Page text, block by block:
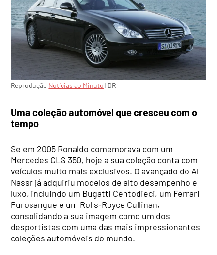
Reprodução Notícias ao Minuto | DR
Uma coleção automóvel que cresceu com o
tempo
Se em 2005 Ronaldo comemorava com um
Mercedes CLS 350, hoje a sua coleção conta com
veículos muito mais exclusivos. O avançado do Al
Nassr já adquiriu modelos de alto desempenho e
luxo, incluindo um Bugatti Centodieci, um Ferrari
Purosangue e um Rolls-Royce Cullinan,
consolidando a sua imagem como um dos
desportistas com uma das mais impressionantes
coleções automóveis do mundo.